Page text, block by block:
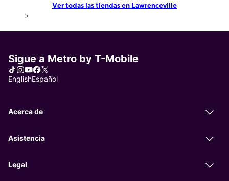
Ver todas las tiendas en Lawrenceville
>